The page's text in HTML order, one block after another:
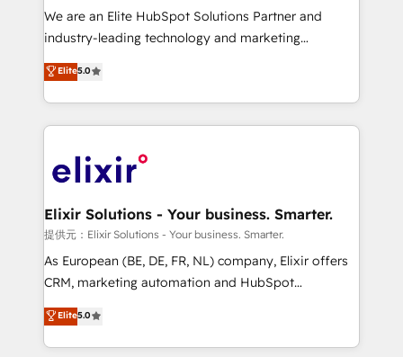
workflows; audit-ready reporting ⚖️ Legal: client
intake; pipeline and document workflows 🛒 E-
revenue automation 🏢 Real Estate: deal pipelines;
portfolio and lifecycle management 🏭
HIPAA-aware; CASL-compliant; GDPR-ready
implementations where required 💡 Why 500+
built to scale.
We are an Elite HubSpot Solutions Partner and
industry-leading technology and marketing
consultancy. Our focus is on enterprise and mid-
market B2B companies globally that want a strategic
approach to execute their goals through creative
applications of our solutions; Technical HubSpot
Design, Migrations + Integrations. Mole Street’s
greatness, which is achieved through creating
absolute clarity, derived from a well-defined
strategy, executed well, and reported on with clear
results. The culture is driven by core values; Joy, Grit,
Mindedness, and Clarity. We are driven to win for the
collective good of the company and its clientele, and
Elite5.0
Elixir Solutions - Your business. Smarter.
提供元：Elixir Solutions - Your business. Smarter.
As European (BE, DE, FR, NL) company, Elixir offers
CRM, marketing automation and HubSpot
integration products and services to mid-market
and enterprise customers. We ensure that your sales,
service and marketing department operates in the
Elite5.0